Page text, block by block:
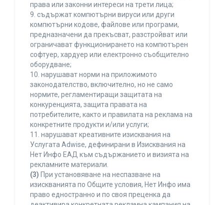
права или законни интереси на трети лица;
9. съдържат компютърни вируси или други
компютърни кодове, файлове или програми,
предназначени да прекъсват, разстройват или
ограничават функционирането на компютърен
софтуер, хардуер или електронно съобщително
оборудване;
10. нарушават норми на приложимото
законодателство, включително, но не само
нормите, регламентиращи защитата на
конкуренцията, защита правата на
потребителите, както и правилата на реклама на
конкретните продукти и/или услуги;
11. нарушават креативните изисквания на
Услугата Adwise, дефинирани в Изисквания на
Нет Инфо ЕАД към съдържанието и визията на
рекламните материали.
(3) При установяване на неспазване на
изискванията по Общите условия, Нет Инфо има
право едностранно и по своя преценка да